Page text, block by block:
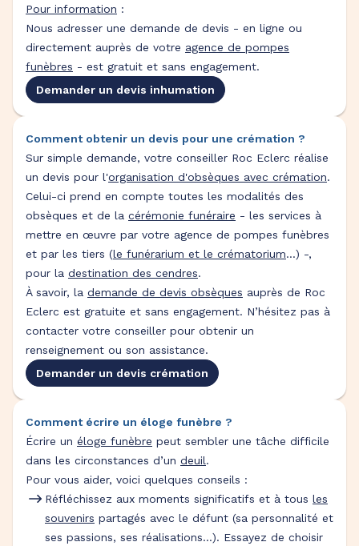
Pour information :
Nous adresser une demande de devis - en ligne ou
directement auprès de votre agence de pompes
funèbres - est gratuit et sans engagement.
Demander un devis inhumation
Comment obtenir un devis pour une crémation ?
Sur simple demande, votre conseiller Roc Eclerc réalise
un devis pour l'organisation d'obsèques avec crémation.
Celui-ci prend en compte toutes les modalités des
obsèques et de la cérémonie funéraire - les services à
mettre en œuvre par votre agence de pompes funèbres
et par les tiers (le funérarium et le crématorium...) -,
pour la destination des cendres.
À savoir, la demande de devis obsèques auprès de Roc
Eclerc est gratuite et sans engagement. N’hésitez pas à
contacter votre conseiller pour obtenir un
renseignement ou son assistance.
Demander un devis crémation
Comment écrire un éloge funèbre ?
Écrire un éloge funèbre peut sembler une tâche difficile
dans les circonstances d’un deuil.
Pour vous aider, voici quelques conseils :
Réfléchissez aux moments significatifs et à tous les
souvenirs partagés avec le défunt (sa personnalité et
ses passions, ses réalisations…). Essayez de choisir